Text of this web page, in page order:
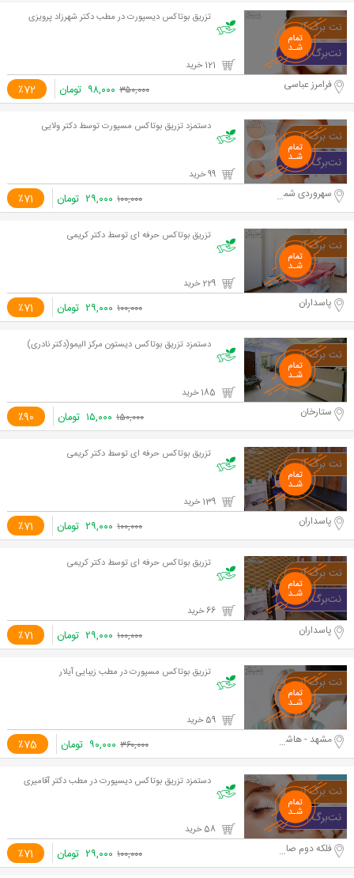
تزریق بوتاکس دیسپورت در مطب دکتر شهرزاد پرویزی
٪72 فرامرز عباسی ۳۵۰,۰۰۰ ۹۸,۰۰۰ تومان
دستمزد تزریق بوتاکس مسپورت توسط دکتر ولایی
٪71 سهروردی شمالی ۱۰۰,۰۰۰ ۲۹,۰۰۰ تومان
تزریق بوتاکس حرفه ای توسط دکتر کریمی
٪71 پاسداران ۱۰۰,۰۰۰ ۲۹,۰۰۰ تومان
دستمزد تزریق بوتاکس دیستون مرکز الیمو(دکتر نادری)
٪90 ستارخان ۱۵۰,۰۰۰ ۱۵,۰۰۰ تومان
تزریق بوتاکس حرفه ای توسط دکتر کریمی
٪71 پاسداران ۱۰۰,۰۰۰ ۲۹,۰۰۰ تومان
تزریق بوتاکس حرفه ای توسط دکتر کریمی
٪71 پاسداران ۱۰۰,۰۰۰ ۲۹,۰۰۰ تومان
تزریق بوتاکس مسپورت در مطب زیبایی آیلار
٪75 مشهد - هاشمیه ۳۶۰,۰۰۰ ۹۰,۰۰۰ تومان
دستمزد تزریق بوتاکس دیسپورت در مطب دکتر آقامیری
٪71 فلکه دوم صادقیه ۱۰۰,۰۰۰ ۲۹,۰۰۰ تومان